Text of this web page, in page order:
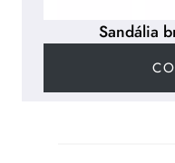
Sandália